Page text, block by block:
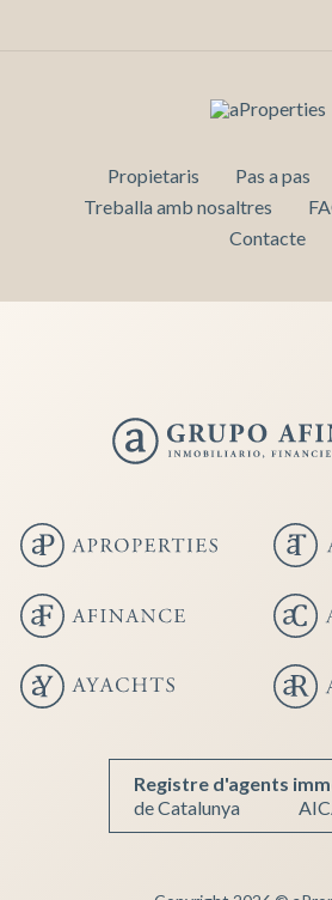
Propietaris Pas a pas
Treballa amb nosaltres
Contacte
Registre d'agents
de Catalunya